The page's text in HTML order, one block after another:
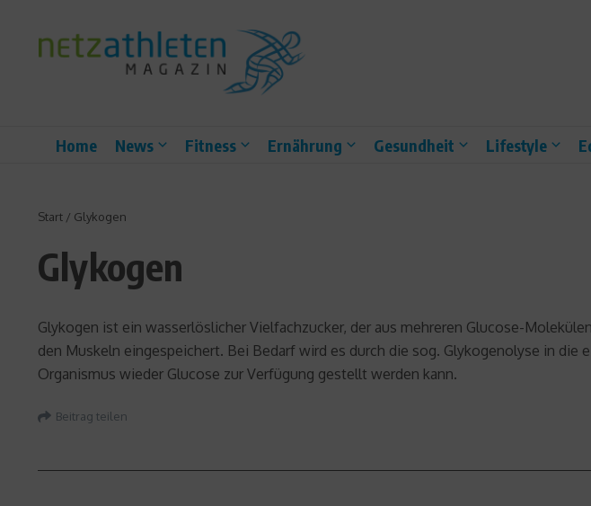
Home News Fitness Ernährung Gesundheit Lifestyle
Start / Glykogen
Glykogen
Glykogen ist ein wasserlöslicher Vielfachzucker, der aus mehreren Glucose-
den Muskeln eingespeichert. Bei Bedarf wird es durch die sog. Glykogenolyse in
Organismus wieder Glucose zur Verfügung gestellt werden kann.
Beitrag teilen